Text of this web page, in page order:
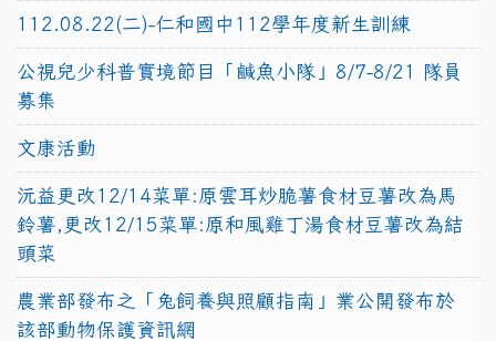
112.08.22(二)-仁和國中112學年度新生訓練
公視兒少科普實境節目「鹹魚小隊」8/7-8/21 隊員
募集
文康活動
沅益更改12/14菜單:原雲耳炒脆薯食材豆薯改為馬
鈴薯,更改12/15菜單:原和風雞丁湯食材豆薯改為結
頭菜
農業部發布之「兔飼養與照顧指南」業公開發布於
該部動物保護資訊網